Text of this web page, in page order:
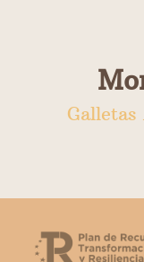
Galletas